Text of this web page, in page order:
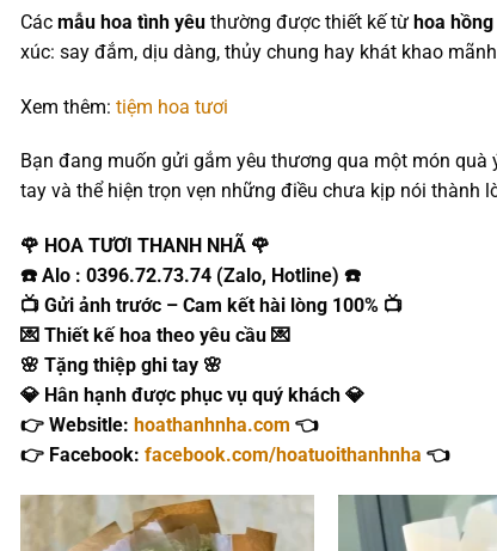
Các mẫu hoa tình yêu thường được thiết kế từ hoa
xúc: say đắm, dịu dàng, thủy chung hay khát khao
Xem thêm: tiệm hoa tươi
Bạn đang muốn gửi gắm yêu thương qua một món quà
tay và thể hiện trọn vẹn những điều chưa kịp nói thành
🌹 HOA TƯƠI THANH NHÃ 🌹
☎️ Alo : 0396.72.73.74 (Zalo, Hotline) ☎️
📺 Gửi ảnh trước – Cam kết hài lòng 100% 📺
💌 Thiết kế hoa theo yêu cầu 💌
🌸 Tặng thiệp ghi tay 🌸
💎 Hân hạnh được phục vụ quý khách 💎
👉 Websitle: hoathanhnha.com 👈
👉 Facebook: facebook.com/hoatuoithanhnha 👈